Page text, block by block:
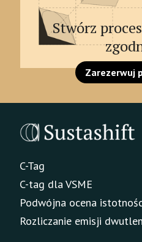
Stwórz
Zarezerwuj
C-Tag
C-tag dla VSME
Podwójna ocena
Rozliczanie emisji